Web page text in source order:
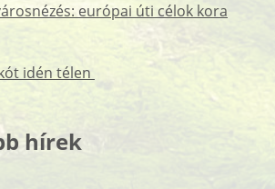
európai úti célok kora
idén télen
hírek